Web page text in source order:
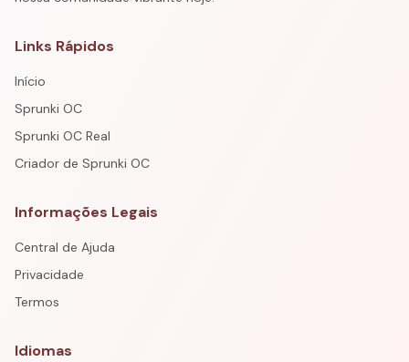
Links Rápidos
Início
Sprunki OC
Sprunki OC Real
Criador de Sprunki OC
Informações Legais
Central de Ajuda
Privacidade
Termos
Idiomas